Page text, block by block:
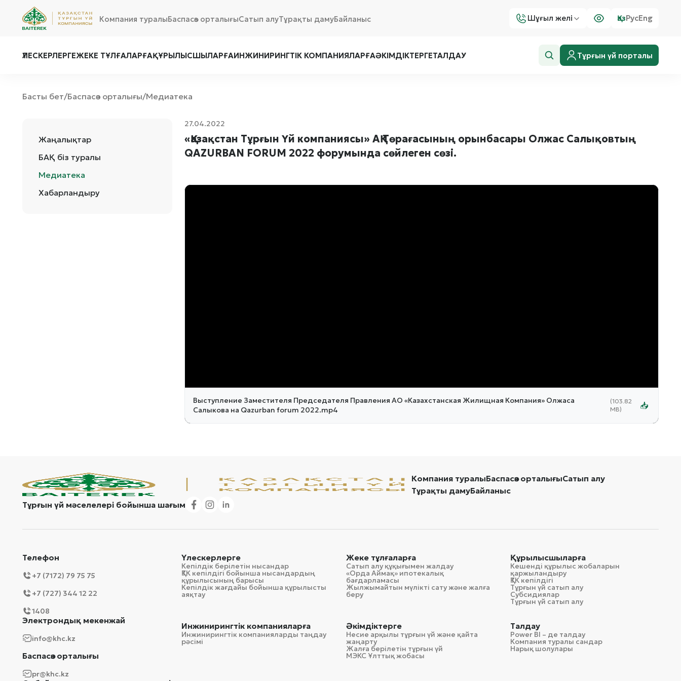
Компания туралыБаспасөз орталығыСатып алуТұрақты дамуБайланыс Шұғыл желі ҚазРусEng
ҮЛЕСКЕРЛЕРГЕЖЕКЕ ТҰЛҒАЛАРҒАҚҰРЫЛЫСШЫЛАРҒАИНЖИНИРИНГТІК КОМПАНИЯЛАРҒАӘКІМДІКТЕРГЕТАЛДАУ Тұрғын үй порталы
Басты бет/Баспасөз орталығы/Медиатека
Жаңалықтар
БАҚ біз туралы
Медиатека
Хабарландыру
27.04.2022
«Қазақстан Тұрғын Үй компаниясы» АҚ Төрағасының орынбасары Олжас Салықовтың
QAZURBAN FORUM 2022 форумында сөйлеген сөзі.
Выступление Заместителя Председателя Правления АО «Казахстанская Жилищная Компания» Олжаса
Салыкова на Qazurban forum 2022.mp4
(103.82
MB)
📥
Компания туралыБаспасөз орталығыСатып алу
Тұрақты дамуБайланыс
Тұрғын үй мәселелері бойынша шағым
Телефон
+7 (7172) 79 75 75
+7 (727) 344 12 22
1408
Электрондық мекенжай
info@khc.kz
Баспасөз орталығы
pr@khc.kz
Үлескерлерге
Кепілдік берілетін нысандар
ҚТК кепілдігі бойынша нысандардың
құрылысының барысы
Кепілдік жағдайы бойынша құрылысты
аяқтау
Жеке тұлғаларға
Сатып алу құқығымен жалдау
«Орда Аймақ» ипотекалық
бағдарламасы
Жылжымайтын мүлікті сату және жалға
беру
Құрылысшыларға
Кешенді құрылыс жобаларын
қаржыландыру
ҚТК кепілдігі
Тұрғын үй сатып алу
Субсидиялар
Тұрғын үй сатып алу
Инжинирингтік компанияларға
Инжинирингтік компанияларды таңдау
рәсімі
Әкімдіктерге
Несие арқылы тұрғын үй және қайта
жаңарту
Жалға берілетін тұрғын үй
МЭКС Ұлттық жобасы
Талдау
Power BI – де талдау
Компания туралы сандар
Нарық шолулары